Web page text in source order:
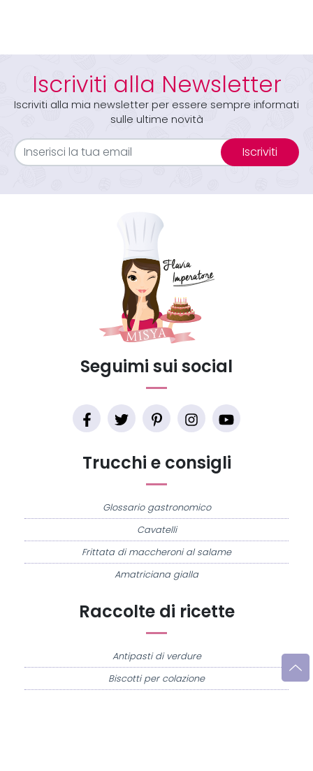
Iscriviti alla Newsletter
Iscriviti alla mia newsletter per essere sempre informati
sulle ultime novità
Iscriviti
Raccolte di ricette
Antipasti di verdure
Biscotti per colazione
Trucchi e consigli
Glossario gastronomico
Cavatelli
Frittata di maccheroni al salame
Amatriciana gialla
Seguimi sui social